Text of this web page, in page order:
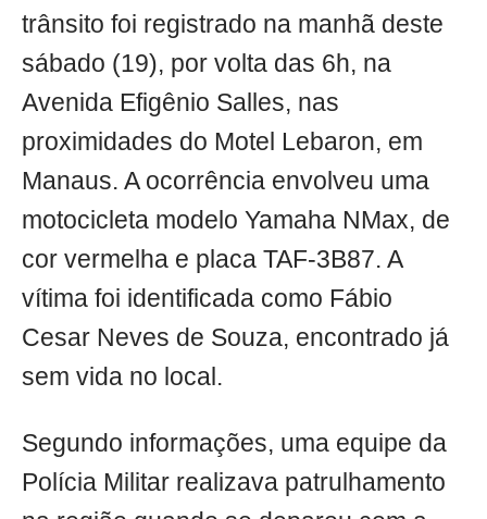
trânsito foi registrado na manhã deste
sábado (19), por volta das 6h, na
Avenida Efigênio Salles, nas
proximidades do Motel Lebaron, em
Manaus. A ocorrência envolveu uma
motocicleta modelo Yamaha NMax, de
cor vermelha e placa TAF-3B87. A
vítima foi identificada como Fábio
Cesar Neves de Souza, encontrado já
sem vida no local.
Segundo informações, uma equipe da
Polícia Militar realizava patrulhamento